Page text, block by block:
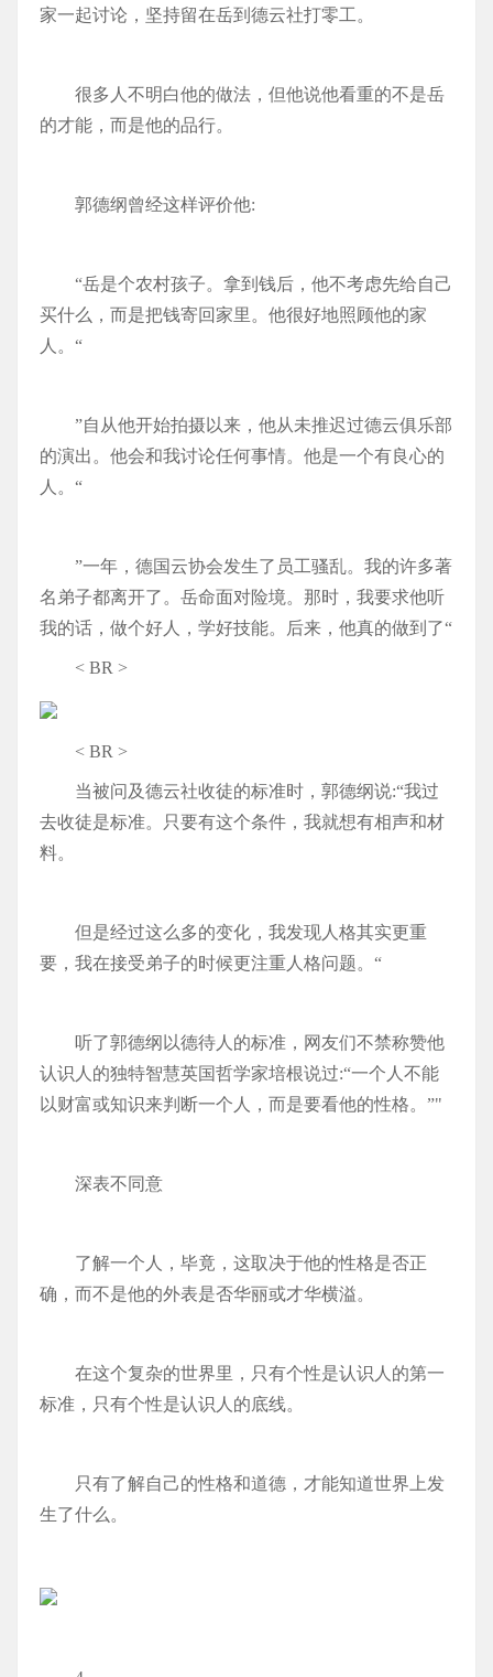
家一起讨论，坚持留在岳到德云社打零工。
很多人不明白他的做法，但他说他看重的不是岳
的才能，而是他的品行。
郭德纲曾经这样评价他:
“岳是个农村孩子。拿到钱后，他不考虑先给自己
买什么，而是把钱寄回家里。他很好地照顾他的家
人。“
”自从他开始拍摄以来，他从未推迟过德云俱乐部
的演出。他会和我讨论任何事情。他是一个有良心的
人。“
”一年，德国云协会发生了员工骚乱。我的许多著
名弟子都离开了。岳命面对险境。那时，我要求他听
我的话，做个好人，学好技能。后来，他真的做到了“
< BR >
< BR >
当被问及德云社收徒的标准时，郭德纲说:“我过
去收徒是标准。只要有这个条件，我就想有相声和材
料。
但是经过这么多的变化，我发现人格其实更重
要，我在接受弟子的时候更注重人格问题。“
听了郭德纲以德待人的标准，网友们不禁称赞他
认识人的独特智慧英国哲学家培根说过:“一个人不能
以财富或知识来判断一个人，而是要看他的性格。”"
深表不同意
了解一个人，毕竟，这取决于他的性格是否正
确，而不是他的外表是否华丽或才华横溢。
在这个复杂的世界里，只有个性是认识人的第一
标准，只有个性是认识人的底线。
只有了解自己的性格和道德，才能知道世界上发
生了什么。